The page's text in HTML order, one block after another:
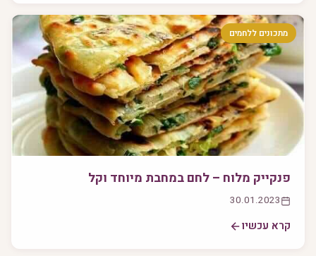
מתכונים ללחמים
פנקייק מלוח – לחם במחבת מיוחד וקל
30.01.2023
קרא עכשיו